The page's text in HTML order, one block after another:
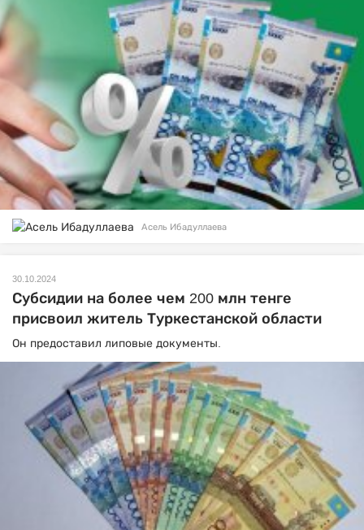
Асель Ибадуллаева
30.10.2024
Субсидии на более чем 200 млн тенге
присвоил житель Туркестанской области
Он предоставил липовые документы.